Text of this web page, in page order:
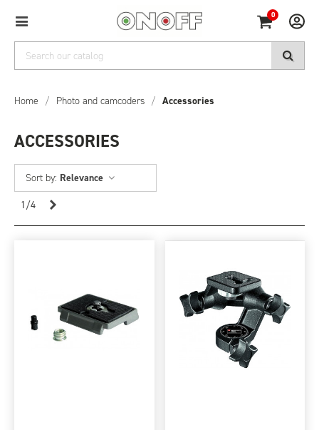
0
Home / Photo and camcoders / Accessories
ACCESSORIES
Sort by: Relevance
1/4